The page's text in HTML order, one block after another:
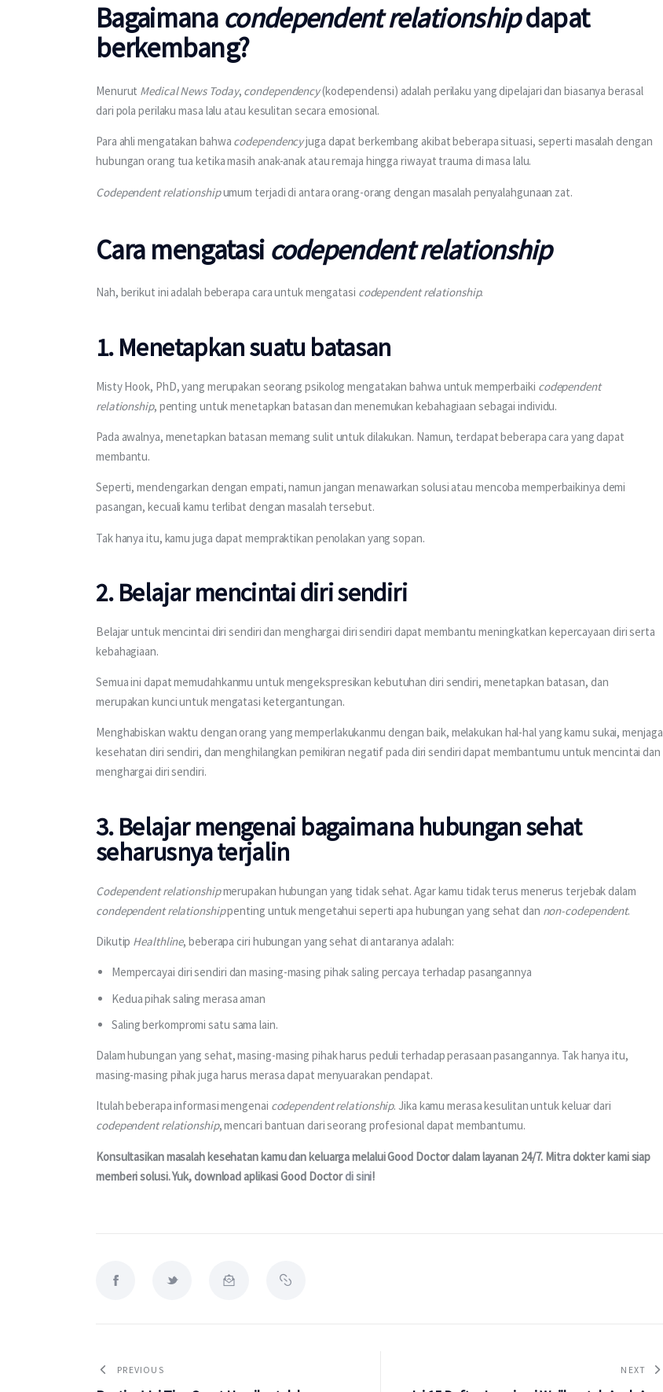
Bagaimana condependent relationshipdapat
berkembang?
Menurut Medical News Today, condependency (kodependensi) adalah perilaku yang dipelajari dan biasanya berasal
dari pola perilaku masa lalu atau kesulitan secara emosional.
Para ahli mengatakan bahwa codependency juga dapat berkembang akibat beberapa situasi, seperti masalah dengan
hubungan orang tua ketika masih anak-anak atau remaja hingga riwayat trauma di masa lalu.
Codependent relationship umum terjadi di antara orang-orang dengan masalah penyalahgunaan zat.
Cara mengatasi codependent relationship
Nah, berikut ini adalah beberapa cara untuk mengatasi codependent relationship.
1. Menetapkan suatu batasan
Misty Hook, PhD, yang merupakan seorang psikolog mengatakan bahwa untuk memperbaiki codependent
relationship, penting untuk menetapkan batasan dan menemukan kebahagiaan sebagai individu.
Pada awalnya, menetapkan batasan memang sulit untuk dilakukan. Namun, terdapat beberapa cara yang dapat
membantu.
Seperti, mendengarkan dengan empati, namun jangan menawarkan solusi atau mencoba memperbaikinya demi
pasangan, kecuali kamu terlibat dengan masalah tersebut.
Tak hanya itu, kamu juga dapat mempraktikan penolakan yang sopan.
2. Belajar mencintai diri sendiri
Belajar untuk mencintai diri sendiri dan menghargai diri sendiri dapat membantu meningkatkan kepercayaan diri serta
kebahagiaan.
Semua ini dapat memudahkanmu untuk mengekspresikan kebutuhan diri sendiri, menetapkan batasan, dan
merupakan kunci untuk mengatasi ketergantungan.
Menghabiskan waktu dengan orang yang memperlakukanmu dengan baik, melakukan hal-hal yang kamu sukai, menjaga
kesehatan diri sendiri, dan menghilangkan pemikiran negatif pada diri sendiri dapat membantumu untuk mencintai dan
menghargai diri sendiri.
3. Belajar mengenai bagaimana hubungan sehat
seharusnya terjalin
Codependent relationship merupakan hubungan yang tidak sehat. Agar kamu tidak terus menerus terjebak dalam
condependent relationship penting untuk mengetahui seperti apa hubungan yang sehat dan non-codependent.
Dikutip Healthline, beberapa ciri hubungan yang sehat di antaranya adalah:
Mempercayai diri sendiri dan masing-masing pihak saling percaya terhadap pasangannya
Kedua pihak saling merasa aman
Saling berkompromi satu sama lain.
Dalam hubungan yang sehat, masing-masing pihak harus peduli terhadap perasaan pasangannya. Tak hanya itu,
masing-masing pihak juga harus merasa dapat menyuarakan pendapat.
Itulah beberapa informasi mengenai codependent relationship. Jika kamu merasa kesulitan untuk keluar dari
codependent relationship, mencari bantuan dari seorang profesional dapat membantumu.
Konsultasikan masalah kesehatan kamu dan keluarga melalui Good Doctor dalam layanan 24/7. Mitra dokter kami siap
memberi solusi. Yuk, download aplikasi Good Doctor di sini!
PREVIOUS NEXT